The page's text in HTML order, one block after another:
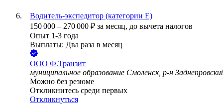
Водитель-экспедитор (категории Е)
150 000 – 270 000 ₽ за месяц, до вычета налогов
Опыт 1-3 года
Выплаты: Два раза в месяц
ООО Ф.Транзит
муниципальное образование Смоленск, р-н
Можно без резюме
Откликнитесь среди первых
Откликнуться